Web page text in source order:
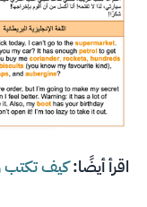
اقرأ أيضًا:كيف تكتب